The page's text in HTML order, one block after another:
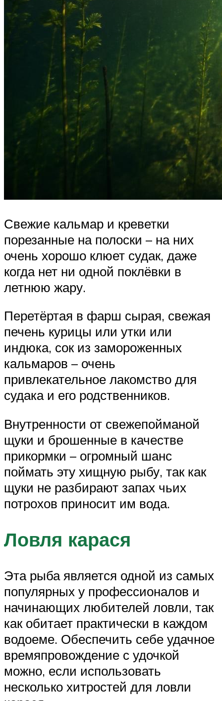
Свежие кальмар и креветки
порезанные на полоски – на них
очень хорошо клюет судак, даже
когда нет ни одной поклёвки в
летнюю жару.
Перетёртая в фарш сырая, свежая
печень курицы или утки или
индюка, сок из замороженных
кальмаров – очень
привлекательное лакомство для
судака и его родственников.
Внутренности от свежепойманой
щуки и брошенные в качестве
прикормки – огромный шанс
поймать эту хищную рыбу, так как
щуки не разбирают запах чьих
потрохов приносит им вода.
Ловля карася
Эта рыба является одной из самых
популярных у профессионалов и
начинающих любителей ловли, так
как обитает практически в каждом
водоеме. Обеспечить себе удачное
времяпровождение с удочкой
можно, если использовать
несколько хитростей для ловли